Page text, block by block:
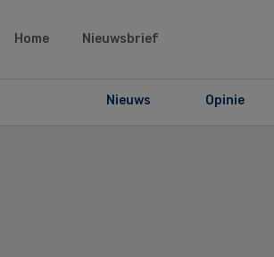
Home Nieuwsbrief
Nieuws Opinie